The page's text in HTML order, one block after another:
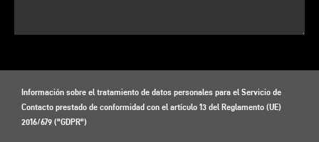
Información sobre el tratamiento de datos personales para el Servicio de
Contacto prestado de conformidad con el artículo 13 del Reglamento (UE)
2016/679 ("GDPR")